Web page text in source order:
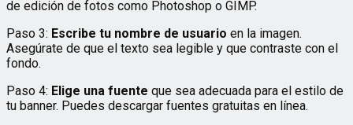
de edición de fotos como Photoshop o GIMP.
Paso 3: Escribe tu nombre de usuario en la imagen.
Asegúrate de que el texto sea legible y que contraste con el
fondo.
Paso 4: Elige una fuente que sea adecuada para el estilo de
tu banner. Puedes descargar fuentes gratuitas en línea.